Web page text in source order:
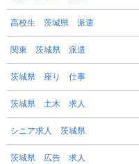
高校生 茨城県 派遣
関東 茨城県 派遣
茨城県 座り 仕事
茨城県 土木 求人
シニア求人 茨城県
茨城県 広告 求人